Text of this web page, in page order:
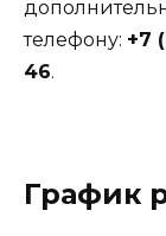
телефону: +7
46.
График